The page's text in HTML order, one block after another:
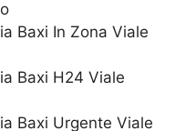
Baxi In Zona Viale
Baxi H24 Viale
Baxi Urgente Viale